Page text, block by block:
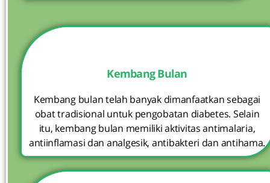
Kembang Bulan
Kembang bulan telah banyak dimanfaatkan sebagai
obat tradisional untuk pengobatan diabetes. Selain
itu, kembang bulan memiliki aktivitas antimalaria,
antiinflamasi dan analgesik, antibakteri dan antihama.